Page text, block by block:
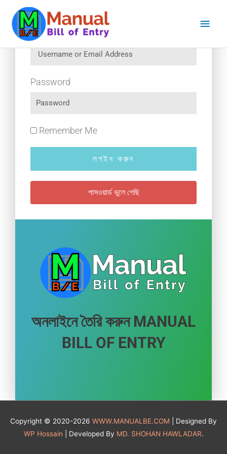
content
Username or Email Address
Password
Remember Me
লগইন করুন
পাসওয়ার্ড ভুলে গেছি
অনলাইনে তৈরি করুন MANUAL
BILL OF ENTRY
Copyright © 2020-2026 WWW.MANUALBE.COM | Designed By
WP Hossain | Developed By MD. SHOHAN HAWLADAR.